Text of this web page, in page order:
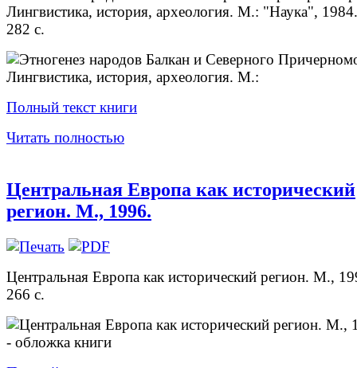
Лингвистика, история, археология. М.: "Наука",
282 с.
Полный текст книги
Читать полностью
Центральная Европа как исторический
регион. М., 1996.
Центральная Европа как исторический регион. М.,
266 с.